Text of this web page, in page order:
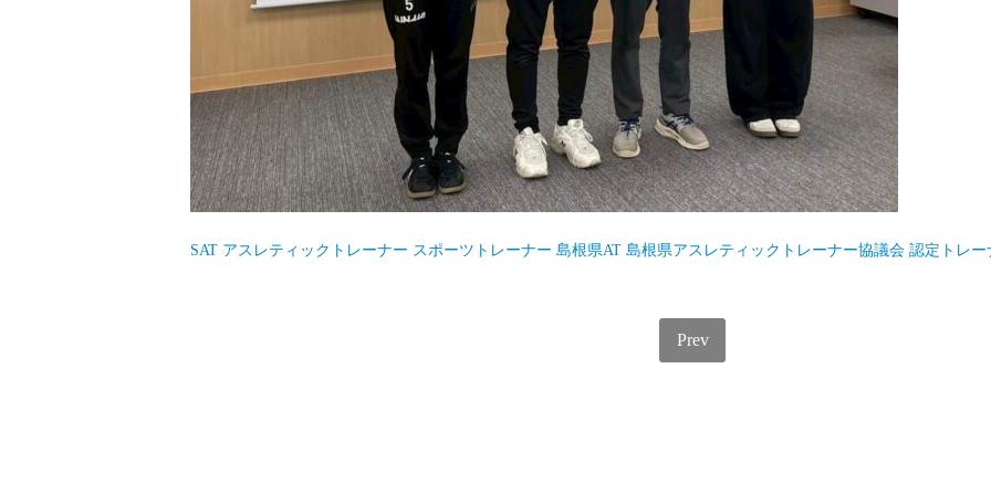
SAT アスレティックトレーナー スポーツトレーナー 島根県AT 島根県アスレティックトレーナー協議会 認定トレー
Prev